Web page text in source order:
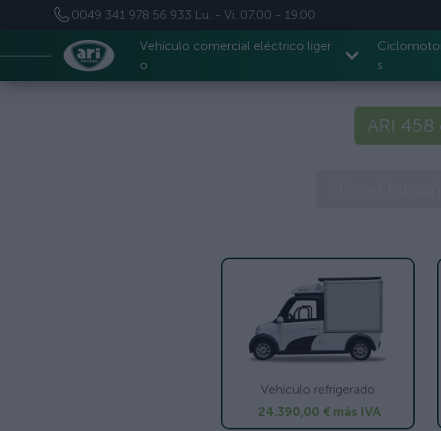
0049 341 978 56 933 Lu. - Vi. 07.00 - 19.00
Vehículo comercial eléctrico liger
o
s
ARI
Vehículo refrigerado
24.390,00 € más IVA